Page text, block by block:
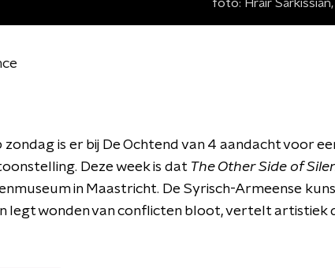
foto: Hrair
zondag is er bij De Ochtend van 4 aandacht voor
Deze week is dat The Other Side of
in Maastricht. De Syrisch-Armeense
legt wonden van conflicten bloot, vertelt artistiek